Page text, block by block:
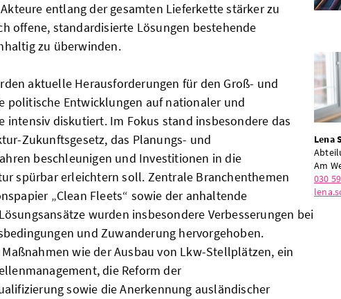
entlang der gesamten Lieferkette stärker zu
offene, standardisierte Lösungen bestehende
zu überwinden.
aktuelle Herausforderungen für den Groß- und
politische Entwicklungen auf nationaler und
intensiv diskutiert. Im Fokus stand insbesondere das
Zukunftsgesetz, das Planungs- und
beschleunigen und Investitionen in die
spürbar erleichtern soll. Zentrale Branchenthemen
„Clean Fleets“ sowie der anhaltende
wurden insbesondere Verbesserungen bei
und Zuwanderung hervorgehoben.
wie der Ausbau von Lkw-Stellplätzen, ein
die Reform der
sowie die Anerkennung ausländischer
Lena
Am
030